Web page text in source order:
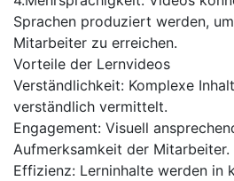
Sprachen produziert werden,
Mitarbeiter zu erreichen.
Vorteile der Lernvideos
Verständlichkeit: Komplexe
verständlich vermittelt.
Engagement: Visuell
Aufmerksamkeit der Mitarbeiter.
Effizienz: Lerninhalte werden in